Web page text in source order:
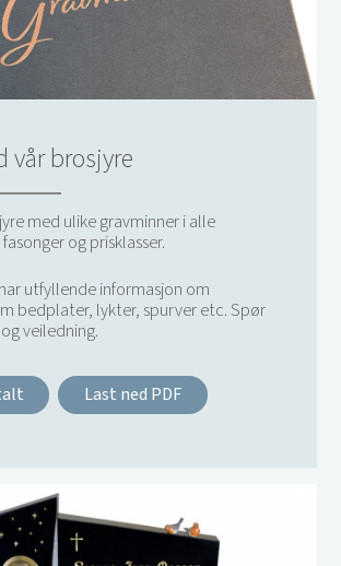
vår brosjyre
med ulike gravminner i alle
og prisklasser.
utfyllende informasjon om
bedplater, lykter, spurver etc. Spør
veiledning.
Last ned PDF